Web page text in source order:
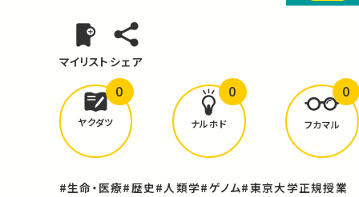
マイリスト シェア
どんな学びがありましたか？
ヤクダツ
0
ナルホド
0
フカマル
0
#生命・医療#歴史#人類学#ゲノム#東京大学正規授業